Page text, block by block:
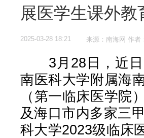
展医学生课外教
2025-03-28 18:21 来源：南海网 作者
3月28日，近日
南医科大学附属海
（第一临床医学院
及海口市内多家三
科大学2023级临床